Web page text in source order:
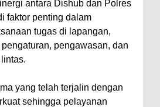
antara Dishub dan Polres
faktor penting dalam
tugas di lapangan,
pengawasan, dan
yang telah terjalin dengan
sehingga pelayanan